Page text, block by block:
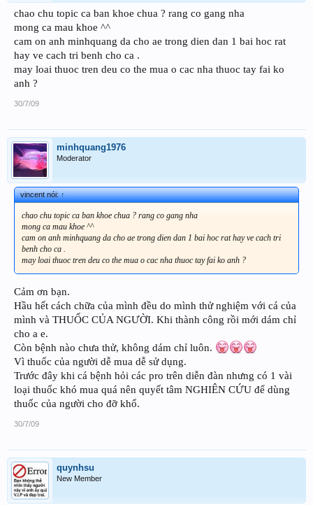
chao chu topic ca ban khoe chua ? rang co gang nha
mong ca mau khoe ^^
cam on anh minhquang da cho ae trong dien dan 1 bai hoc rat
hay ve cach tri benh cho ca .
may loai thuoc tren deu co the mua o cac nha thuoc tay fai ko
anh ?
30/7/09
minhquang1976
Moderator
vincent nói:↑
chao chu topic ca ban khoe chua ? rang co gang nha
mong ca mau khoe ^^
cam on anh minhquang da cho ae trong dien dan 1 bai hoc rat hay ve cach tri
benh cho ca .
may loai thuoc tren deu co the mua o cac nha thuoc tay fai ko anh ?
Cảm ơn bạn.
Hầu hết cách chữa của mình đều do mình thử nghiệm với cá của
mình và THUỐC CỦA NGƯỜI. Khi thành công rồi mới dám chỉ
cho a e.
Còn bệnh nào chưa thử, không dám chỉ luôn.
Vì thuốc của người dễ mua dễ sử dụng.
Trước đây khi cá bệnh hỏi các pro trên diễn đàn nhưng có 1 vài
loại thuốc khó mua quá nên quyết tâm NGHIÊN CỨU để dùng
thuốc của người cho đỡ khổ.
30/7/09
quynhsu
New Member